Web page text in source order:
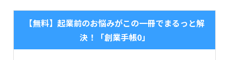
【無料】起業前のお悩みがこの一冊でまるっと解
決！「創業手帳0」